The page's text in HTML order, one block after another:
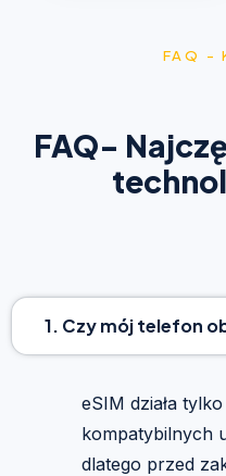
FAQ -
FAQ-
1. Czy mój telefon
eSIM działa
kompatybilnych
dlatego przed